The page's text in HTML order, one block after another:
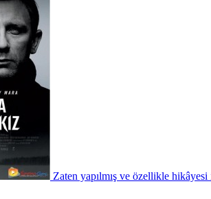
Zaten yapılmış ve özellikle